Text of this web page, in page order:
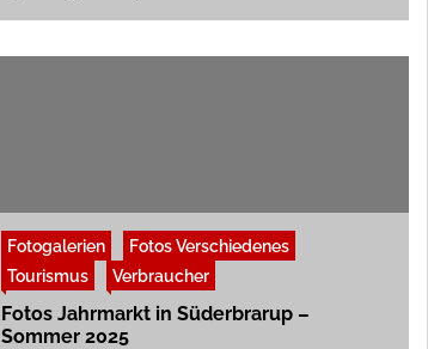
Fotogalerien
Fotos Verschiedenes
Tourismus
Verbraucher
Fotos Jahrmarkt in Süderbrarup –
Sommer 2025